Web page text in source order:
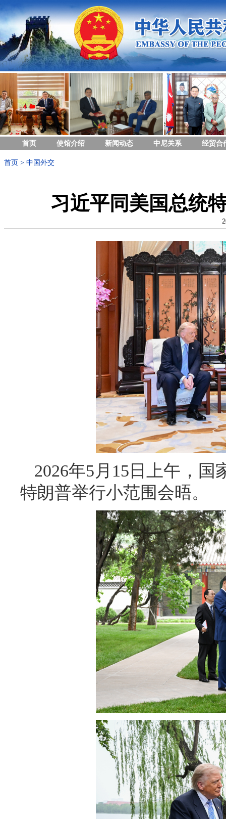
首页 使馆介绍 新闻动态 中尼关系 经贸合
首页 > 中国外交
习近平同美国总统
2026年5月15日上午，
特朗普举行小范围会晤。